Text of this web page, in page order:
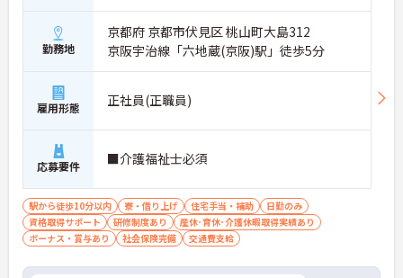
勤務地
京都府 京都市伏見区 桃山町大島312
京阪宇治線「六地蔵(京阪)駅」徒歩5分
雇用形態 正社員(正職員)
応募要件 ■介護福祉士必須
駅から徒歩10分以内 寮・借り上げ 住宅手当・補助
日勤のみ
資格取得サポート
研修制度あり
産休･育休･介護休暇取得実績あり
ボーナス・賞与あり
社会保険完備 交通費支給